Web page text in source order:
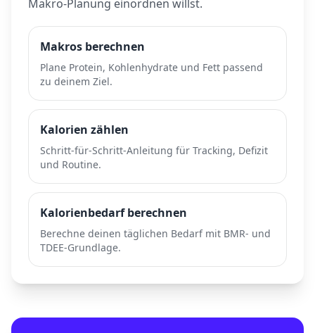
Makro-Planung einordnen willst.
Makros berechnen
Plane Protein, Kohlenhydrate und Fett passend
zu deinem Ziel.
Kalorien zählen
Schritt-für-Schritt-Anleitung für Tracking, Defizit
und Routine.
Kalorienbedarf berechnen
Berechne deinen täglichen Bedarf mit BMR- und
TDEE-Grundlage.